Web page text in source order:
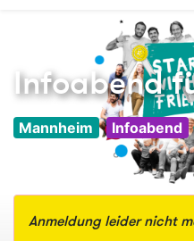
Infoabend
Mannheim Infoabend
Anmeldung leider nicht